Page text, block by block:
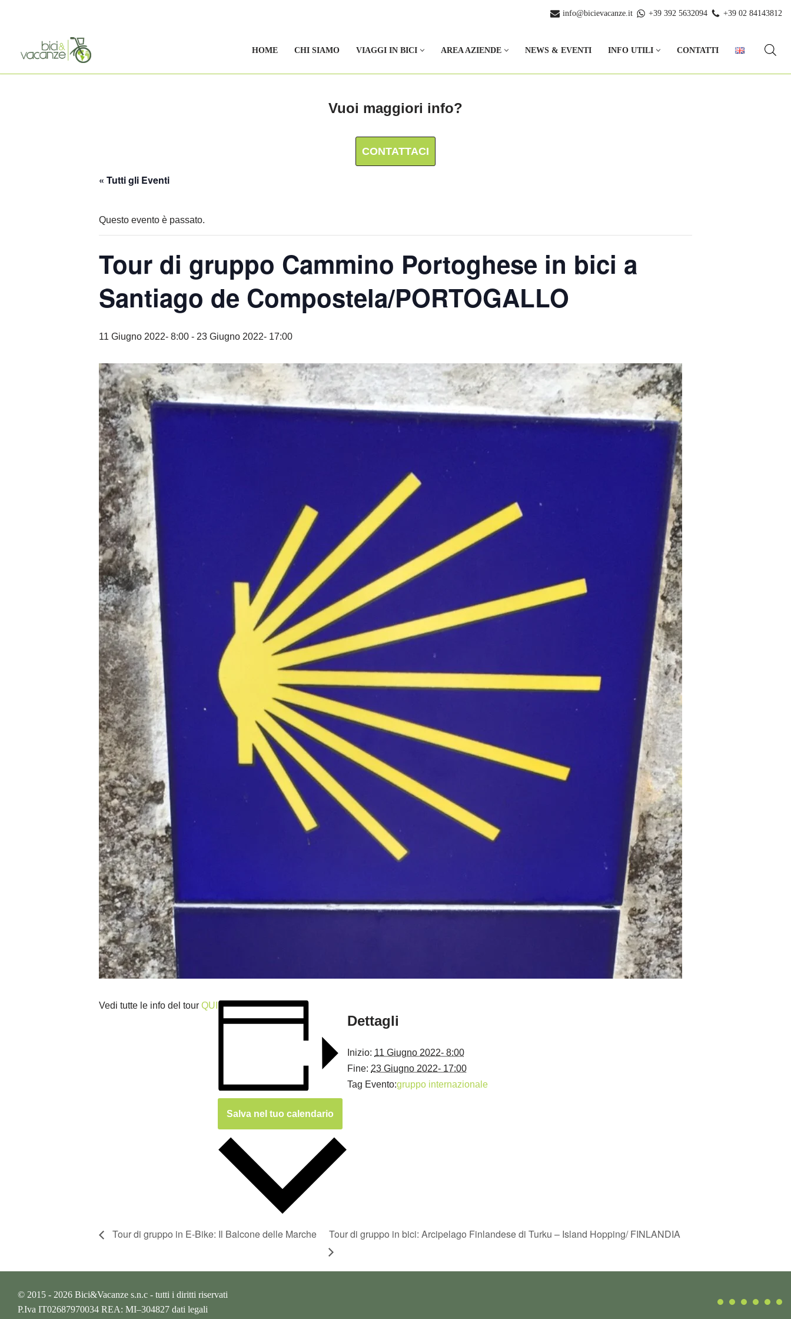
info@bicievacanze.it +39 392 5632094 +39 02 84143812
HOME CHI SIAMO VIAGGI IN BICI AREA AZIENDE NEWS & EVENTI INFO UTILI CONTATTI
Vuoi maggiori info?
CONTATTACI
« Tutti gli Eventi
Questo evento è passato.
Tour di gruppo Cammino Portoghese in bici a
Santiago de Compostela/PORTOGALLO
11 Giugno 2022- 8:00 - 23 Giugno 2022- 17:00
Vedi tutte le info del tour QUI
Salva nel tuo calendario
Dettagli
Inizio: 11 Giugno 2022- 8:00
Fine: 23 Giugno 2022- 17:00
Tag Evento:gruppo internazionale
Tour di gruppo in E-Bike: Il Balcone delle Marche Tour di gruppo in bici: Arcipelago Finlandese di Turku – Island Hopping/ FINLANDIA
© 2015 - 2026 Bici&Vacanze s.n.c - tutti i diritti riservati
P.Iva IT02687970034 REA: MI–304827 dati legali